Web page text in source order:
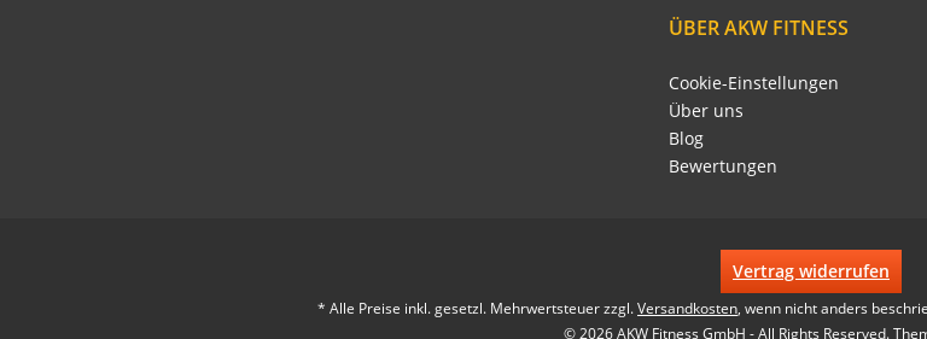
ÜBER AKW FITNESS
Cookie-Einstellungen
Über uns
Blog
Bewertungen
Vertrag widerrufen
* Alle Preise inkl. gesetzl. Mehrwertsteuer zzgl.Versandkosten, wenn nicht anders
© 2026 AKW Fitness GmbH - All Rights Reserved.